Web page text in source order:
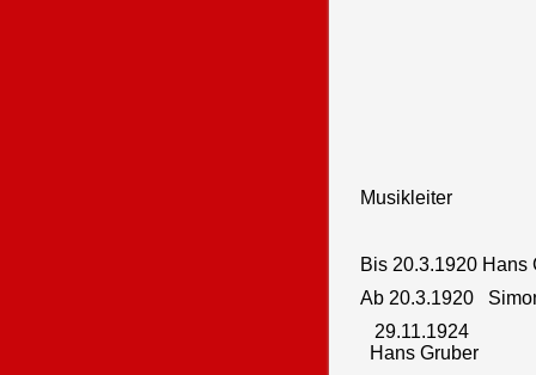
Musikleiter
Bis 20.3.1920 Hans
Ab 20.3.1920
29.11.1924
Hans Gruber